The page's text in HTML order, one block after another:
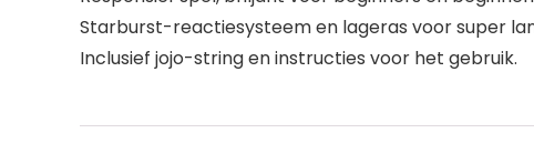
Starburst-reactiesysteem en lageras voor super
Inclusief jojo-string en instructies voor het gebruik.